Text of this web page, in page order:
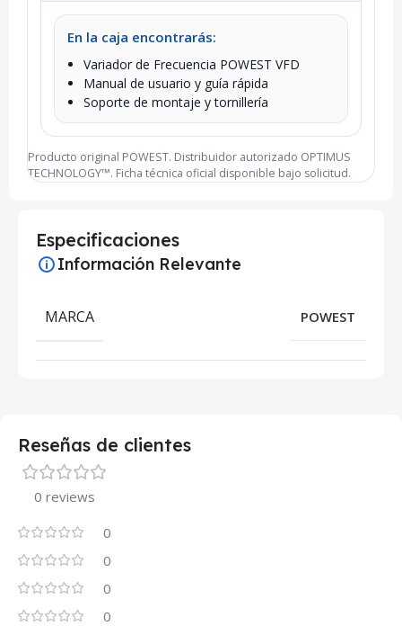
En la caja encontrarás:
Variador de Frecuencia POWEST VFD
Manual de usuario y guía rápida
Soporte de montaje y tornillería
Producto original POWEST. Distribuidor autorizado OPTIMUS
TECHNOLOGY™. Ficha técnica oficial disponible bajo solicitud.
Especificaciones
Información Relevante
MARCA POWEST
Reseñas de clientes
0 reviews
0
0
0
0